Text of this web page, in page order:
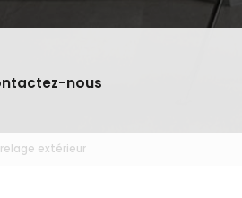
nous
extérieur